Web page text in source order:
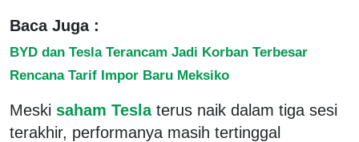
Baca Juga :
BYD dan Tesla Terancam Jadi Korban Terbesar
Rencana Tarif Impor Baru Meksiko
Meski saham Tesla terus naik dalam tiga sesi
terakhir, performanya masih tertinggal